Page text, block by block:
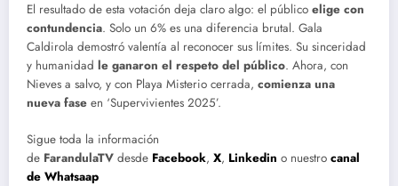
El resultado de esta votación deja claro algo: el público elige con
contundencia. Solo un 6% es una diferencia brutal. Gala
Caldirola demostró valentía al reconocer sus límites. Su sinceridad
y humanidad le ganaron el respeto del público. Ahora, con
Nieves a salvo, y con Playa Misterio cerrada, comienza una
nueva fase en ‘Supervivientes 2025’.
Sigue toda la información
de FarandulaTV desde Facebook, X, Linkedin o nuestro canal
de Whatsaap